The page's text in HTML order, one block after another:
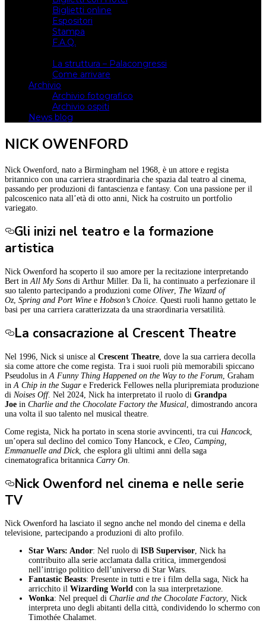
Biglietti online
Espositori
Stampa
F.A.Q.
La struttura – Palacongressi
Come arrivare
Archivio
Archivio fotografico
Archivio ospiti
News blog
NICK OWENFORD
Nick Owenford, nato a Birmingham nel 1968, è un attore e regista
britannico con una carriera straordinaria che spazia dal teatro al cinema,
passando per produzioni di fantascienza e fantasy. Con una passione per il
palcoscenico nata all’età di otto anni, Nick ha costruito un portfolio
variegato.
Gli inizi nel teatro e la formazione
artistica
Nick Owenford ha scoperto il suo amore per la recitazione interpretando
Bert in All My Sons di Arthur Miller. Da lì, ha continuato a perfezionare il
suo talento partecipando a produzioni come Oliver, The Wizard of
Oz, Spring and Port Wine e Hobson’s Choice . Questi ruoli hanno gettato le
basi per una carriera caratterizzata da una straordinaria versatilità.
La consacrazione al Crescent Theatre
Nel 1996, Nick si unisce al Crescent Theatre , dove la sua carriera decolla
sia come attore che come regista. Tra i suoi ruoli più memorabili spiccano
Pseudolus in A Funny Thing Happened on the Way to the Forum , Graham
in A Chip in the Sugare Frederick Fellowes nella pluripremiata produzione
di Noises Off. Nel 2024, Nick ha interpretato il ruolo di Grandpa
Joe in Charlie and the Chocolate Factory the Musical , dimostrando ancora
una volta il suo talento nel musical theatre.
Come regista, Nick ha portato in scena storie avvincenti, tra cui Hancock,
un’opera sul declino del comico Tony Hancock, e Cleo, Camping,
Emmanuelle and Dick, che esplora gli ultimi anni della saga
cinematografica britannica Carry On
Nick Owenford nel cinema e nelle serie
TV
Nick Owenford ha lasciato il segno anche nel mondo del cinema e della
televisione, partecipando a produzioni di alto profilo.
Star Wars: Andor: Nel ruolo di ISB Supervisor, Nick ha
contribuito alla serie acclamata dalla critica, immergendosi
nell’intrigo politico dell’universo di Star Wars.
Fantastic Beasts: Presente in tutti e tre i film della saga, Nick ha
arricchito il Wizarding World con la sua interpretazione.
Wonka: Nel prequel di Charlie and the Chocolate Factory, Nick
interpreta uno degli abitanti della città, condividendo lo schermo con
Timothée Chalamet.